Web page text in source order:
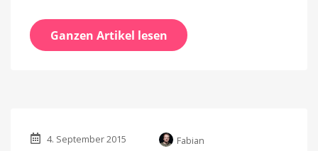
Ganzen Artikel lesen
4. September 2015
Fabian